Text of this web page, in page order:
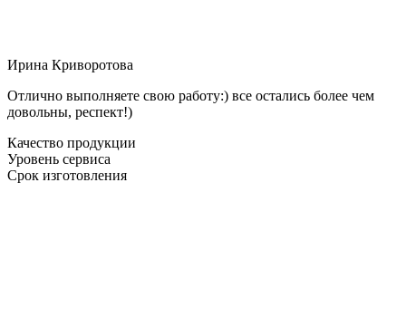
Ирина Криворотова
Отлично выполняете свою работу:) все остались более чем
довольны, респект!)
Качество продукции
Уровень сервиса
Срок изготовления